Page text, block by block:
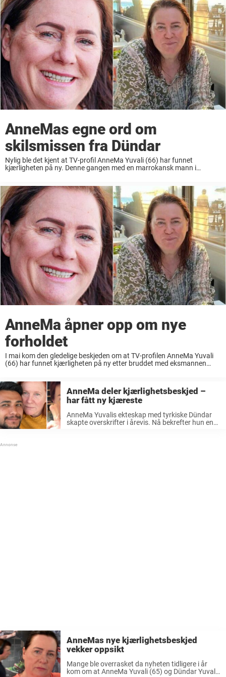
AnneMas egne ord om
skilsmissen fra Dündar
Nylig ble det kjent at TV-profil AnneMa Yuvali (66) har funnet
kjærligheten på ny. Denne gangen med en marrokansk mann i
AnneMa åpner opp om nye
forholdet
I mai kom den gledelige beskjeden om at TV-profilen AnneMa Yuvali
(66) har funnet kjærligheten på ny etter bruddet med eksmannen
AnneMa deler kjærlighetsbeskjed –
har fått ny kjæreste
AnneMa Yuvalis ekteskap med tyrkiske Dündar
skapte overskrifter i årevis. Nå bekrefter hun en
AnneMas nye kjærlighetsbeskjed
vekker oppsikt
Mange ble overrasket da nyheten tidligere i år
kom om at AnneMa Yuvali (65) og Dündar Yuvali